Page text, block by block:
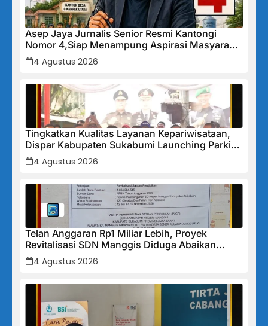
Asep Jaya Jurnalis Senior Resmi Kantongi
Nomor 4,Siap Menampung Aspirasi Masyarakat
Desa Cikampek Utara
4 Agustus 2026
Tingkatkan Kualitas Layanan Kepariwisataan,
Dispar Kabupaten Sukabumi Launching Parkir
Wisata Someah
4 Agustus 2026
Telan Anggaran Rp1 Miliar Lebih, Proyek
Revitalisasi SDN Manggis Diduga Abaikan
SMKK dan Lemah Pengawasan, Nyawa Pekerja
Jadi Taruhan
4 Agustus 2026